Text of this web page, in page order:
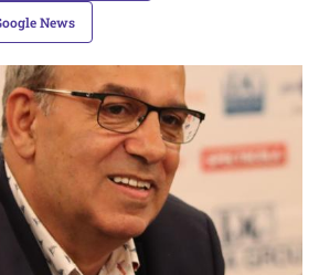
News